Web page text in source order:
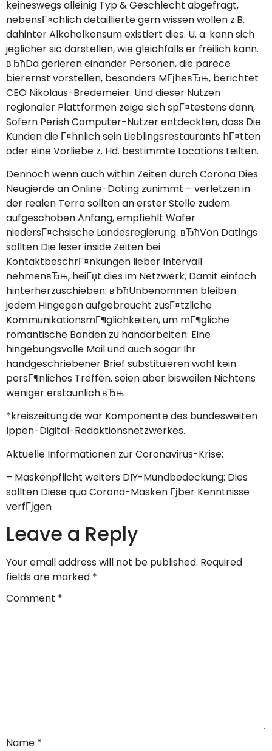
keineswegs alleinig Typ & Geschlecht abgefragt,
nebensГ¤chlich detaillierte gern wissen wollen z.B.
dahinter Alkoholkonsum existiert dies. U. a. kann sich
jeglicher sic darstellen, wie gleichfalls er freilich kann.
вЂћDa gerieren einander Personen, die parece
bierernst vorstellen, besonders MГјheвЂњ, berichtet
CEO Nikolaus-Bredemeier. Und dieser Nutzen
regionaler Plattformen zeige sich spГ¤testens dann,
Sofern Perish Computer-Nutzer entdeckten, dass Die
Kunden die Г¤hnlich sein Lieblingsrestaurants hГ¤tten
oder eine Vorliebe z. Hd. bestimmte Locations teilten.
Dennoch wenn auch within Zeiten durch Corona Dies
Neugierde an Online-Dating zunimmt – verletzen in
der realen Terra sollten an erster Stelle zudem
aufgeschoben Anfang, empfiehlt Wafer
niedersГ¤chsische Landesregierung. вЂћVon Datings
sollten Die leser inside Zeiten bei
KontaktbeschrГ¤nkungen lieber Intervall
nehmenвЂњ, heiГџt dies im Netzwerk, Damit einfach
hinterherzuschieben: вЂћUnbenommen bleiben
jedem Hingegen aufgebraucht zusГ¤tzliche
KommunikationsmГ¶glichkeiten, um mГ¶gliche
romantische Banden zu handarbeiten: Eine
hingebungsvolle Mail und auch sogar Ihr
handgeschriebener Brief substituieren wohl kein
persГ¶nliches Treffen, seien aber bisweilen Nichtens
weniger erstaunlich.вЂњ
*kreiszeitung.de war Komponente des bundesweiten
Ippen-Digital-Redaktionsnetzwerkes.
Aktuelle Informationen zur Coronavirus-Krise:
– Maskenpflicht weiters DIY-Mundbedeckung: Dies
sollten Diese qua Corona-Masken Гјber Kenntnisse
verfГјgen
Leave a Reply
Your email address will not be published. Required
fields are marked *
Comment *
Name *